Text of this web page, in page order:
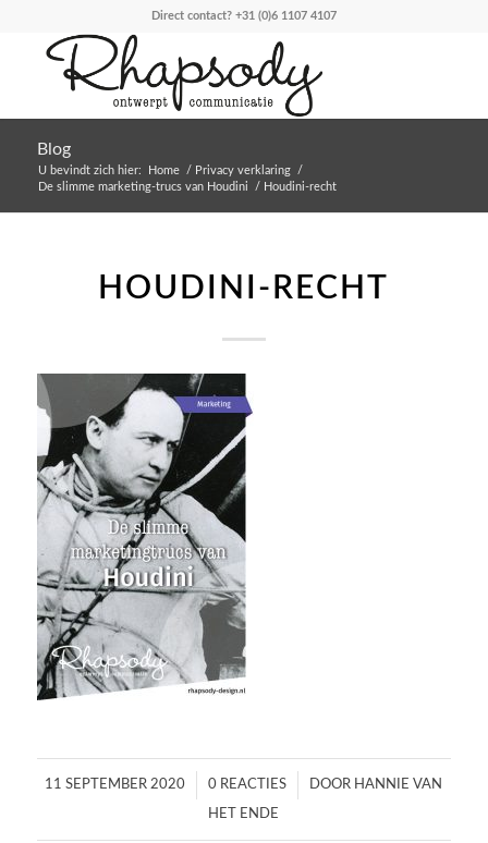
Direct contact? +31 (0)6 1107 4107
Blog
U bevindt zich hier: Home / Privacy verklaring
/
De slimme marketing-trucs van Houdini
/ Houdini-recht
HOUDINI-RECHT
11 SEPTEMBER 2020
/ 0 REACTIES
/ DOOR HANNIE VAN
HET ENDE